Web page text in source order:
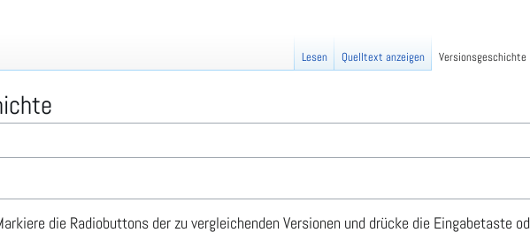
die Radiobuttons der zu vergleichenden Versionen und drücke die Eingabetaste
Lesen Quelltext anzeigen Versionsgeschichte